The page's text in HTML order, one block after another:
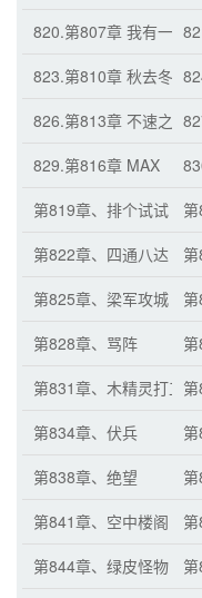
820.第807章 我有一个
823.第810章 秋去冬来
826.第813章 不速之客
829.第816章 MAX
第819章、排个试试
第822章、四通八达
第825章、梁军攻城
第828章、骂阵
第831章、木精灵打工
第834章、伏兵
第838章、绝望
第841章、空中楼阁
第844章、绿皮怪物（